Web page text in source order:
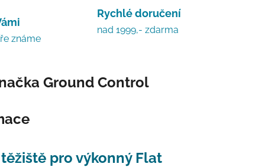
známe
Rychlé doručení
nad 1999,- zdarma
Ground Control
pro výkonný Flat